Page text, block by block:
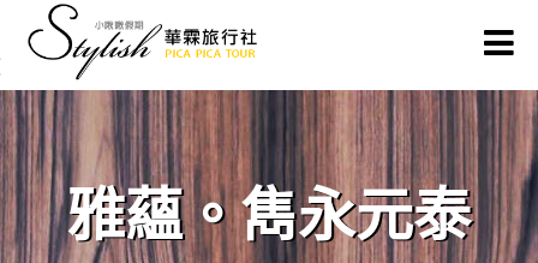
雅蘊。雋永元泰